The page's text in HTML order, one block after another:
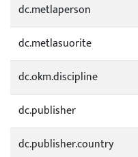
dc.metlaperson
dc.metlasuorite
dc.okm.discipline
dc.publisher
dc.publisher.country